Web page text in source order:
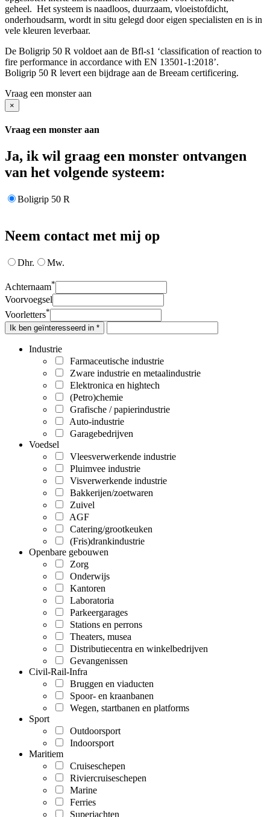
geheel. Het systeem is naadloos, duurzaam, vloeistofdicht,
onderhoudsarm, wordt in situ gelegd door eigen specialisten en is in
vele kleuren leverbaar.
De Boligrip 50 R voldoet aan de Bfl-s1 ‘classification of reaction to
fire performance in accordance with EN 13501-1:2018’.
Boligrip 50 R levert een bijdrage aan de Breeam certificering.
Vraag een monster aan
×
Vraag een monster aan
Ja, ik wil graag een monster ontvangen
van het volgende systeem:
Boligrip 50 R
Neem contact met mij op
Dhr. Mw.
Achternaam*
Voorvoegsel
Voorletters*
Ik ben geïnteresseerd in *
Industrie
Farmaceutische industrie
Zware industrie en metaalindustrie
Elektronica en hightech
(Petro)chemie
Grafische / papierindustrie
Auto-industrie
Garagebedrijven
Voedsel
Vleesverwerkende industrie
Pluimvee industrie
Visverwerkende industrie
Bakkerijen/zoetwaren
Zuivel
AGF
Catering/grootkeuken
(Fris)drankindustrie
Openbare gebouwen
Zorg
Onderwijs
Kantoren
Laboratoria
Parkeergarages
Stations en perrons
Theaters, musea
Distributiecentra en winkelbedrijven
Gevangenissen
Civil-Rail-Infra
Bruggen en viaducten
Spoor- en kraanbanen
Wegen, startbanen en platforms
Sport
Outdoorsport
Indoorsport
Maritiem
Cruiseschepen
Riviercruiseschepen
Marine
Ferries
Superjachten